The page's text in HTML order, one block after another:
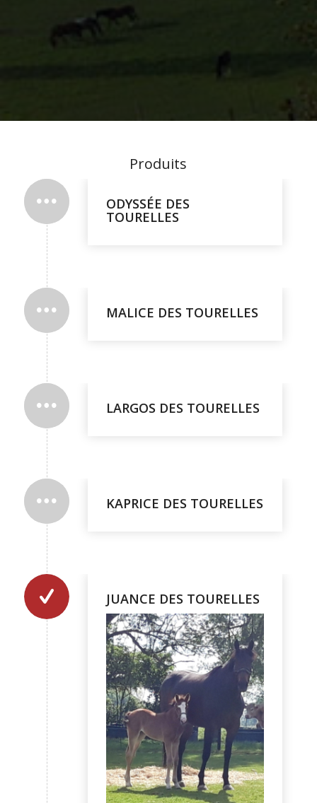
Produits
ODYSSÉE DES
TOURELLES
MALICE DES TOURELLES
LARGOS DES TOURELLES
KAPRICE DES TOURELLES
JUANCE DES TOURELLES